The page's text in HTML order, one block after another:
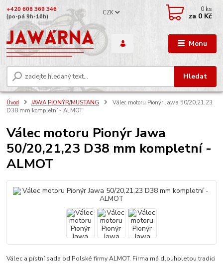
Menu
CZK
Hledat
+420 608 369 346
(po-pá 9h-16h)
0 ks
za 0 Kč
Úvod JAWA PIONÝR/MUSTANG
Válec motoru Pionýr Jawa 50/20,21,23
D38 mm kompletní - ALMOT
Válec motoru Pionýr Jawa
50/20,21,23 D38 mm kompletní -
ALMOT
Válec a pístní sada od Polské firmy ALMOT. Firma má dlouholetou tradici